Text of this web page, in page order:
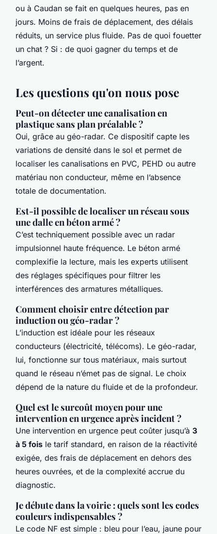
ou à Caudan se fait en quelques heures, pas en
jours. Moins de frais de déplacement, des délais
réduits, un service plus fluide. Pas de quoi fouetter
un chat ? Si : de quoi gagner du temps et de
l’argent.
Les questions qu'on nous pose
Peut-on détecter une canalisation en
plastique sans plan préalable ?
Oui, grâce au géo-radar. Ce dispositif capte les
variations de densité dans le sol et permet de
localiser les canalisations en PVC, PEHD ou autre
matériau non conducteur, même en l’absence
totale de documentation.
Est-il possible de localiser un réseau sous
une dalle en béton armé ?
C’est techniquement possible avec un radar
impulsionnel haute fréquence. Le béton armé
complexifie la lecture, mais les experts utilisent
des réglages spécifiques pour filtrer les
interférences des armatures métalliques.
Comment choisir entre détection par
induction ou géo-radar ?
L’induction est idéale pour les réseaux
conducteurs (électricité, télécoms). Le géo-radar,
lui, fonctionne sur tous matériaux, mais surtout
quand le réseau n’émet pas de signal. Le choix
dépend de la nature du fluide et de la profondeur.
Quel est le surcoût moyen pour une
intervention en urgence après incident ?
Une intervention en urgence peut coûter jusqu’à 3
à 5 fois le tarif standard, en raison de la réactivité
exigée, des frais de déplacement en dehors des
heures ouvrées, et de la complexité accrue du
diagnostic.
Je débute dans la voirie : quels sont les codes
couleurs indispensables ?
Le code NF est simple : bleu pour l’eau, jaune pour